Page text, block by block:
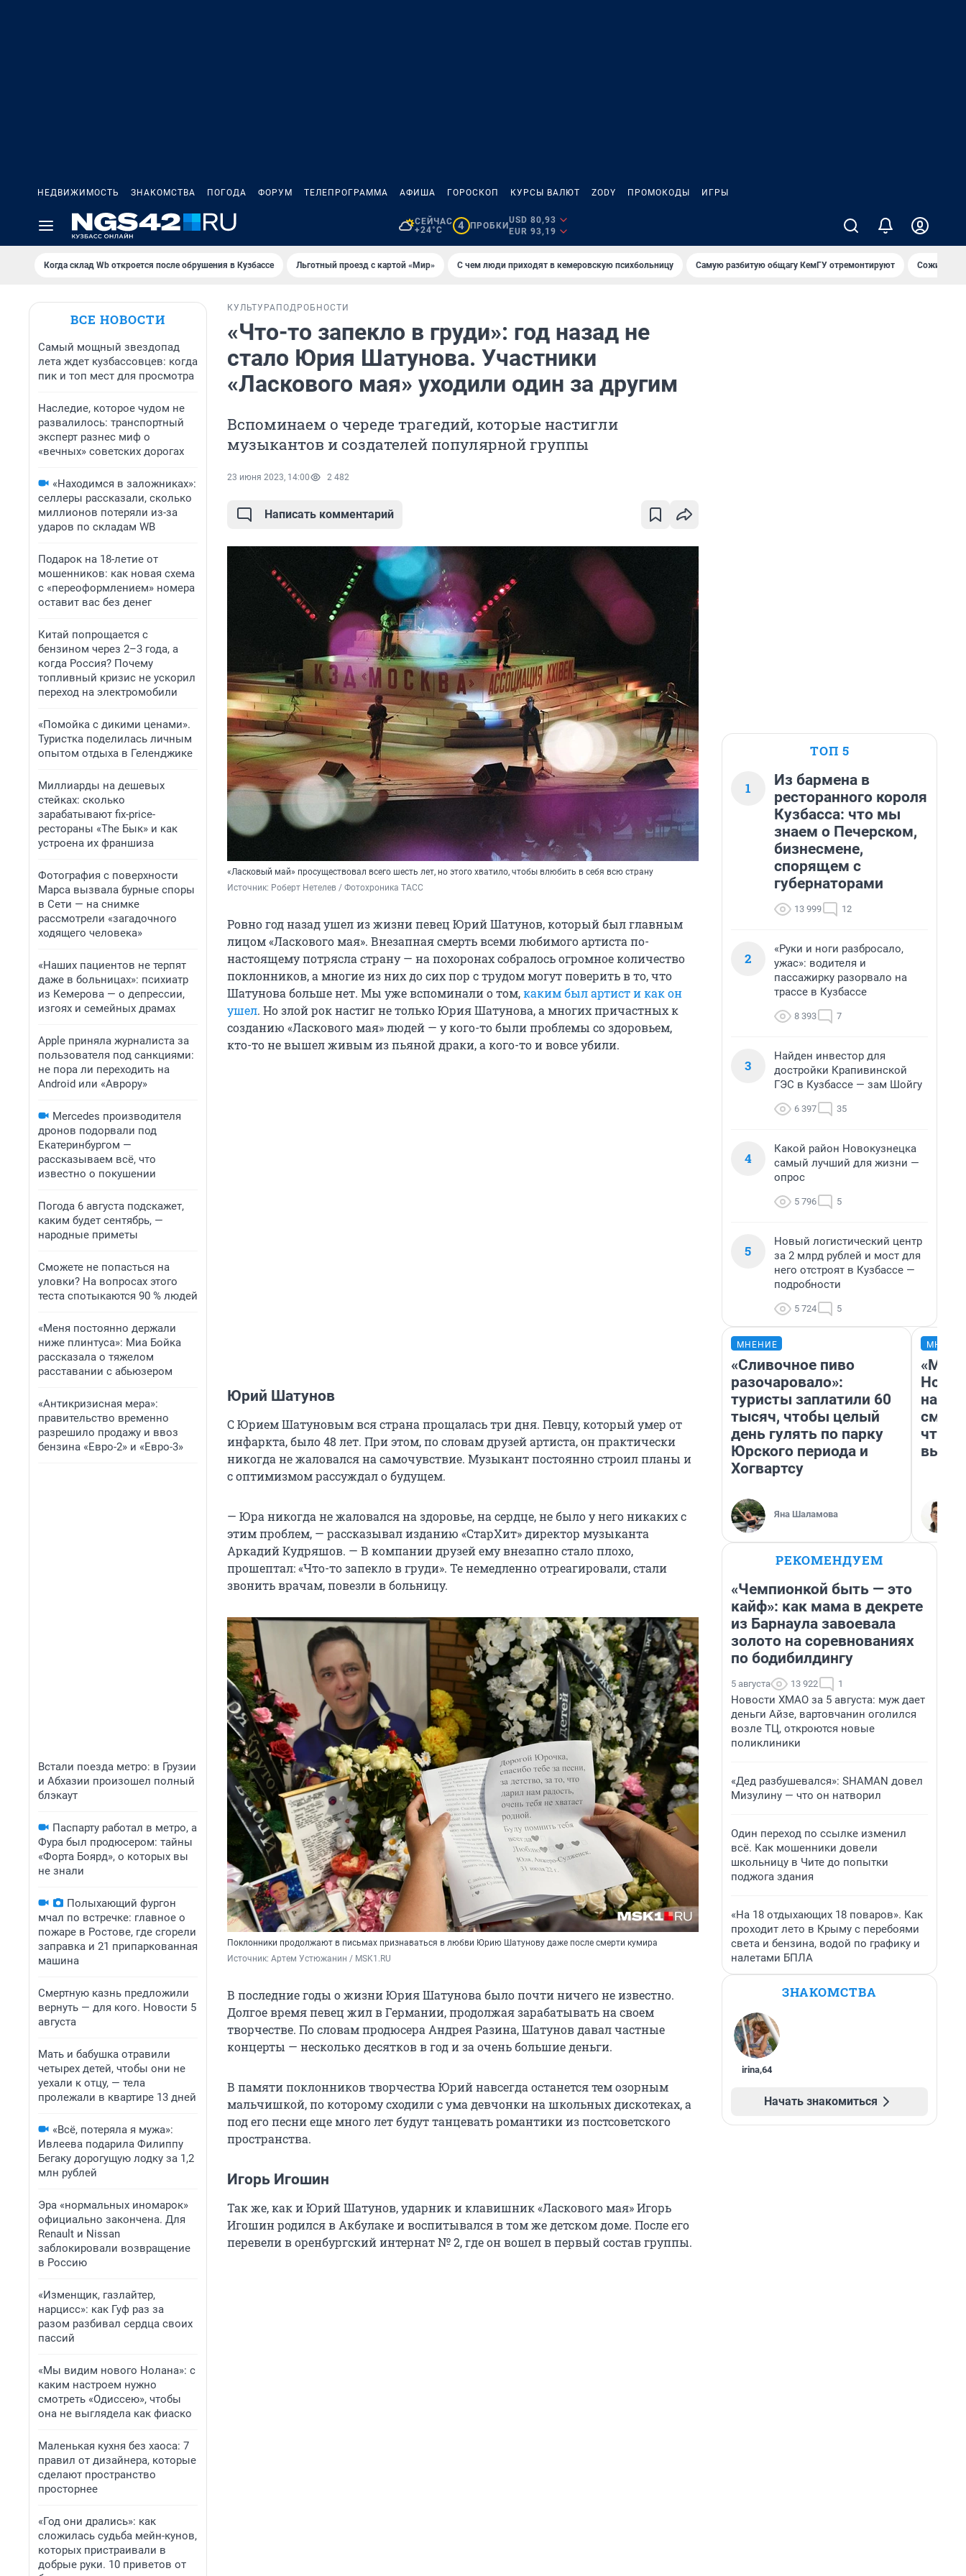
НЕДВИЖИМОСТЬ ЗНАКОМСТВА ПОГОДА ФОРУМ ТЕЛЕПРОГРАММА АФИША ГОРОСКОП КУРСЫ ВАЛЮТ ZODY ПРОМОКОДЫ ИГРЫ
СЕЙЧАС
+24°C
4 ПРОБКИ
USD 80,93
EUR 93,19
Когда склад Wb откроется после обрушения в Кузбассе Льготный проезд с картой «Мир» С чем люди приходят в кемеровскую психбольницу Самую разбитую общагу КемГУ отремонтируют
ВСЕ НОВОСТИ
Самый мощный звездопад
лета ждет кузбассовцев: когда
пик и топ мест для просмотра
Наследие, которое чудом не
развалилось: транспортный
эксперт разнес миф о
«вечных» советских дорогах
«Находимся в заложниках»:
селлеры рассказали, сколько
миллионов потеряли из-за
ударов по складам WB
Подарок на 18-летие от
мошенников: как новая схема
с «переоформлением» номера
оставит вас без денег
Китай попрощается с
бензином через 2–3 года, а
когда Россия? Почему
топливный кризис не ускорил
переход на электромобили
«Помойка с дикими ценами».
Туристка поделилась личным
опытом отдыха в Геленджике
Миллиарды на дешевых
стейках: сколько
зарабатывают fix-price-
рестораны «The Бык» и как
устроена их франшиза
Фотография с поверхности
Марса вызвала бурные споры
в Сети — на снимке
рассмотрели «загадочного
ходящего человека»
«Наших пациентов не терпят
даже в больницах»: психиатр
из Кемерова — о депрессии,
изгоях и семейных драмах
Apple приняла журналиста за
пользователя под санкциями:
не пора ли переходить на
Android или «Аврору»
Mercedes производителя
дронов подорвали под
Екатеринбургом —
рассказываем всё, что
известно о покушении
Погода 6 августа подскажет,
каким будет сентябрь, —
народные приметы
Сможете не попасться на
уловки? На вопросах этого
теста спотыкаются 90 % людей
«Меня постоянно держали
ниже плинтуса»: Миа Бойка
рассказала о тяжелом
расставании с абьюзером
«Антикризисная мера»:
правительство временно
разрешило продажу и ввоз
бензина «Евро-2» и «Евро-3»
Встали поезда метро: в Грузии
и Абхазии произошел полный
блэкаут
Паспарту работал в метро, а
Фура был продюсером: тайны
«Форта Боярд», о которых вы
не знали
Полыхающий фургон
мчал по встречке: главное о
пожаре в Ростове, где сгорели
заправка и 21 припаркованная
машина
Смертную казнь предложили
вернуть — для кого. Новости 5
августа
Мать и бабушка отравили
четырех детей, чтобы они не
уехали к отцу, — тела
пролежали в квартире 13 дней
«Всё, потеряла я мужа»:
Ивлеева подарила Филиппу
Бегаку дорогущую лодку за 1,2
млн рублей
Эра «нормальных иномарок»
официально закончена. Для
Renault и Nissan
заблокировали возвращение
в Россию
«Изменщик, газлайтер,
нарцисс»: как Гуф раз за
разом разбивал сердца своих
пассий
«Мы видим нового Нолана»: с
каким настроем нужно
смотреть «Одиссею», чтобы
она не выглядела как фиаско
Маленькая кухня без хаоса: 7
правил от дизайнера, которые
сделают пространство
просторнее
«Год они дрались»: как
сложилась судьба мейн-кунов,
которых пристраивали в
добрые руки. 10 приветов от
КУЛЬТУРА ПОДРОБНОСТИ
«Что-то запекло в груди»: год назад не
стало Юрия Шатунова. Участники
«Ласкового мая» уходили один за другим
Вспоминаем о череде трагедий, которые настигли
музыкантов и создателей популярной группы
23 июня 2023, 14:00 2 482
Написать комментарий
«Ласковый май» просуществовал всего шесть лет, но этого хватило, чтобы влюбить в себя всю страну
Источник: Роберт Нетелев / Фотохроника ТАСС
Ровно год назад ушел из жизни певец Юрий Шатунов, который был главным
лицом «Ласкового мая». Внезапная смерть всеми любимого артиста по-
настоящему потрясла страну — на похоронах собралось огромное количество
поклонников, а многие из них до сих пор с трудом могут поверить в то, что
Шатунова больше нет. Мы уже вспоминали о том,каким был артист и как он
ушел. Но злой рок настиг не только Юрия Шатунова, а многих причастных к
созданию «Ласкового мая» людей — у кого-то были проблемы со здоровьем,
кто-то не вышел живым из пьяной драки, а кого-то и вовсе убили.
Юрий Шатунов
С Юрием Шатуновым вся страна прощалась три дня. Певцу, который умер от
инфаркта, было 48 лет. При этом, по словам друзей артиста, он практически
никогда не жаловался на самочувствие. Музыкант постоянно строил планы и
с оптимизмом рассуждал о будущем.
— Юра никогда не жаловался на здоровье, на сердце, не было у него никаких с
этим проблем, — рассказывал изданию «СтарХит» директор музыканта
Аркадий Кудряшов. — В компании друзей ему внезапно стало плохо,
прошептал: «Что-то запекло в груди». Те немедленно отреагировали, стали
звонить врачам, повезли в больницу.
Поклонники продолжают в письмах признаваться в любви Юрию Шатунову даже после смерти кумира
Источник: Артем Устюжанин / MSK1.RU
В последние годы о жизни Юрия Шатунова было почти ничего не известно.
Долгое время певец жил в Германии, продолжая зарабатывать на своем
творчестве. По словам продюсера Андрея Разина, Шатунов давал частные
концерты — несколько десятков в год и за очень большие деньги.
В памяти поклонников творчества Юрий навсегда останется тем озорным
мальчишкой, по которому сходили с ума девчонки на школьных дискотеках, а
под его песни еще много лет будут танцевать романтики из постсоветского
пространства.
Игорь Игошин
Так же, как и Юрий Шатунов, ударник и клавишник «Ласкового мая» Игорь
Игошин родился в Акбулаке и воспитывался в том же детском доме. После его
перевели в оренбургский интернат № 2, где он вошел в первый состав группы.
ТОП 5
1
Из бармена в
ресторанного короля
Кузбасса: что мы
знаем о Печерском,
бизнесмене,
спорящем с
губернаторами
13 999 12
2
«Руки и ноги разбросало,
ужас»: водителя и
пассажирку разорвало на
трассе в Кузбассе
8 393 7
3
Найден инвестор для
достройки Крапивинской
ГЭС в Кузбассе — зам Шойгу
6 397 35
4
Какой район Новокузнецка
самый лучший для жизни —
опрос
5 796 5
5
Новый логистический центр
за 2 млрд рублей и мост для
него отстроят в Кузбассе —
подробности
5 724 5
МНЕНИЕ
«Сливочное пиво
разочаровало»:
туристы заплатили 60
тысяч, чтобы целый
день гулять по парку
Юрского периода и
Хогвартсу
Яна Шаламова
«Мы
РЕКОМЕНДУЕМ
«Чемпионкой быть — это
кайф»: как мама в декрете
из Барнаула завоевала
золото на соревнованиях
по бодибилдингу
5 августа 13 922 1
Новости ХМАО за 5 августа: муж дает
деньги Айзе, вартовчанин оголился
возле ТЦ, откроются новые
поликлиники
«Дед разбушевался»: SHAMAN довел
Мизулину — что он натворил
Один переход по ссылке изменил
всё. Как мошенники довели
школьницу в Чите до попытки
поджога здания
«На 18 отдыхающих 18 поваров». Как
проходит лето в Крыму с перебоями
света и бензина, водой по графику и
налетами БПЛА
ЗНАКОМСТВА
irina,64
Начать знакомиться